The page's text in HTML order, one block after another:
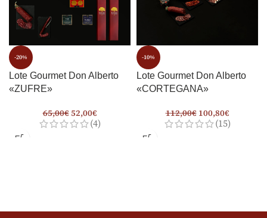
-20%
Lote Gourmet Don Alberto
«ZUFRE»
65,00€52,00€
(4)
-10%
Lote Gourmet Don Alberto
«CORTEGANA»
112,00€ 100,80€
(15)